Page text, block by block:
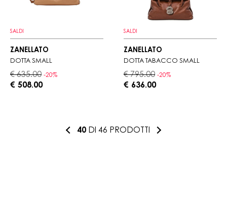
SALDI
ZANELLATO
DOTTA SMALL
€ 635.00 -20%
€ 508.00
SALDI
ZANELLATO
DOTTA TABACCO SMALL
€ 795.00 -20%
€ 636.00
40 DI 46 PRODOTTI